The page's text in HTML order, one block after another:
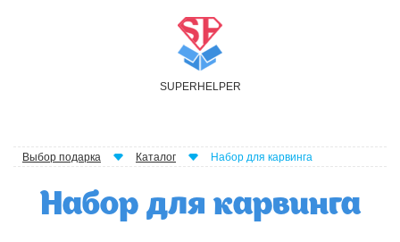
SUPER H ELPER
Выбор подарка Каталог Набор для карвинга
Набор для карвинга